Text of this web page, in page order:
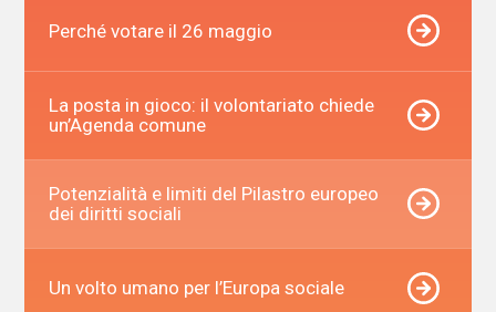
Perché votare il 26 maggio
La posta in gioco: il volontariato chiede
un’Agenda comune
Potenzialità e limiti del Pilastro europeo
dei diritti sociali
Un volto umano per l’Europa sociale